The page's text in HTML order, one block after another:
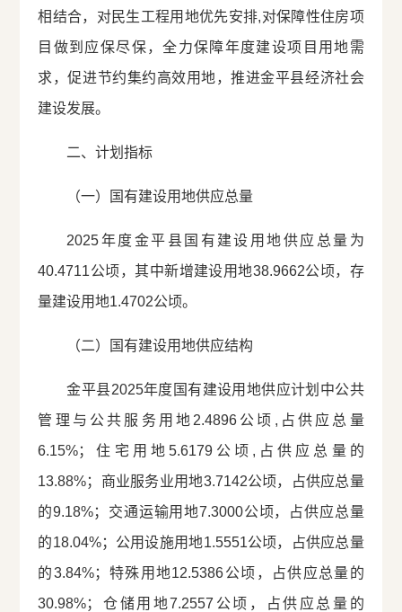
相结合，对民生工程用地优先安排,对保障性住房项
目做到应保尽保，全力保障年度建设项目用地需
求，促进节约集约高效用地，推进金平县经济社会
建设发展。
二、计划指标
（一）国有建设用地供应总量
2025年度金平县国有建设用地供应总量为
40.4711公顷，其中新增建设用地38.9662公顷，存
量建设用地1.4702公顷。
（二）国有建设用地供应结构
金平县2025年度国有建设用地供应计划中公共
管理与公共服务用地2.4896公顷,占供应总量
6.15%；住宅用地5.6179公顷,占供应总量的
13.88%；商业服务业用地3.7142公顷，占供应总量
的9.18%；交通运输用地7.3000公顷，占供应总量
的18.04%；公用设施用地1.5551公顷，占供应总量
的3.84%；特殊用地12.5386公顷，占供应总量的
30.98%；仓储用地7.2557公顷，占供应总量的